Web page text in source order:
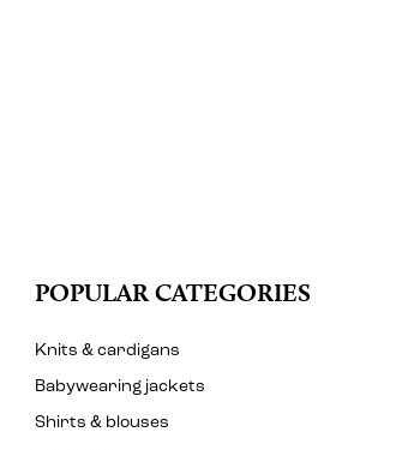
POPULAR CATEGORIES
Knits & cardigans
Babywearing jackets
Shirts & blouses